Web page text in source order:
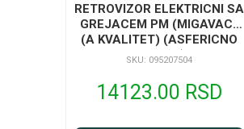
RETROVIZOR ELEKTRICNI SA
GREJACEM PM (MIGAVAC)
(A KVALITET) (ASFERICNO
STAKLO)
SKU: 095207504
14123.00 RSD